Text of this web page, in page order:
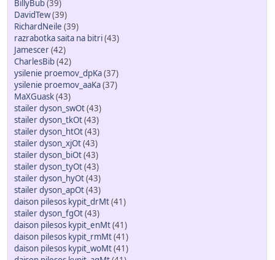
BillyBub(39)
DavidTew(39)
RichardNeile (39)
razrabotka saita na bitri(43)
Jamescer(42)
CharlesBib(42)
ysilenie proemov_dpKa(37)
ysilenie proemov_aaKa(37)
MaXGuask(43)
stailer dyson_swOt(43)
stailer dyson_tkOt(43)
stailer dyson_htOt(43)
stailer dyson_xjOt(43)
stailer dyson_biOt(43)
stailer dyson_tyOt(43)
stailer dyson_hyOt(43)
stailer dyson_apOt(43)
daison pilesos kypit_drMt(41)
stailer dyson_fgOt(43)
daison pilesos kypit_enMt(41)
daison pilesos kypit_rmMt(41)
daison pilesos kypit_woMt(41)